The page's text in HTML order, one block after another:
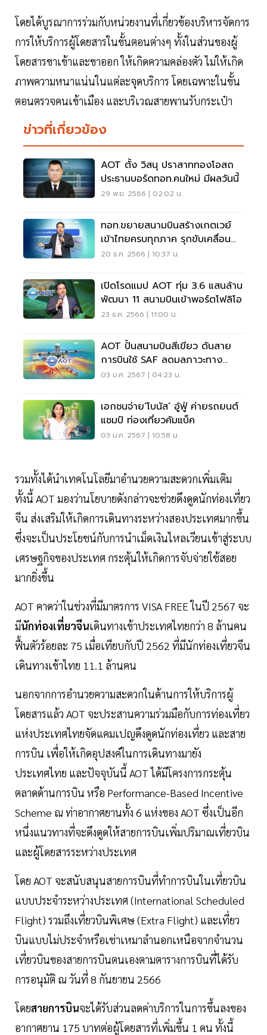
โดยได้บูรณาการร่วมกับหน่วยงานที่เกี่ยวข้องบริหารจัดการ
การให้บริการผู้โดยสารในขั้นตอนต่างๆ ทั้งในส่วนของผู้
โดยสารขาเข้าและขาออก ให้เกิดความคล่องตัว ไม่ให้เกิด
ภาพความหนาแน่นในแต่ละจุดบริการ โดยเฉพาะในขั้น
ตอนตรวจคนเข้าเมือง และบริเวณสายพานรับกระเป๋า
ข่าวที่เกี่ยวข้อง
AOT ตั้ง วิสนุ ปราสาททองโอสถ
ประธานบอร์ดทอท.คนใหม่ มีผลวันนี้
29 พ.ย. 2566 | 02:02 น.
ทอท.ขยายสนามบินสร้างเกตเวย์
เข้าไทยครบทุกภาค รุกขับเคลื่อน
สนามบินสีเขียว
20 ธ.ค. 2566 | 10:37 น.
เปิดโรดแมป AOT ทุ่ม 3.6 แสนล้าน
พัฒนา 11 สนามบินเข้าพอร์ตโฟลิโอ
23 ธ.ค. 2566 | 11:00 น.
AOT ปั้นสนามบินสีเขียว ดันสาย
การบินใช้ SAF ลดมลภาวะทาง
อากาศยั่งยืน
03 ม.ค. 2567 | 04:23 น.
เอกชนจ่าย‘โบนัส’ อู้ฟู่ ค่ายรถยนต์
แชมป์ ท่องเที่ยวคัมแบ็ค
03 ม.ค. 2567 | 10:58 น.
รวมทั้งได้นำเทคโนโลยีมาอำนวยความสะดวกเพิ่มเติม
ทั้งนี้ AOT มองว่านโยบายดังกล่าวจะช่วยดึงดูดนักท่องเที่ยว
จีน ส่งเสริมให้เกิดการเดินทางระหว่างสองประเทศมากขึ้น
ซึ่งจะเป็นประโยชน์กับการนำเม็ดเงินไหลเวียนเข้าสู่ระบบ
เศรษฐกิจของประเทศ กระตุ้นให้เกิดการจับจ่ายใช้สอย
มากยิ่งขึ้น
AOT คาดว่าในช่วงที่มีมาตรการ VISA FREE ในปี 2567 จะ
มีนักท่องเที่ยวจีนเดินทางเข้าประเทศไทยกว่า 8 ล้านคน
ฟื้นตัวร้อยละ 75 เมื่อเทียบกับปี 2562 ที่มีนักท่องเที่ยวจีน
เดินทางเข้าไทย 11.1 ล้านคน
นอกจากการอำนวยความสะดวกในด้านการให้บริการผู้
โดยสารแล้ว AOT จะประสานความร่วมมือกับการท่องเที่ยว
แห่งประเทศไทยจัดแคมเปญดึงดูดนักท่องเที่ยว และสาย
การบิน เพื่อให้เกิดอุปสงค์ในการเดินทางมายัง
ประเทศไทย และปัจจุบันนี้ AOT ได้มีโครงการกระตุ้น
ตลาดด้านการบิน หรือ Performance-Based Incentive
Scheme ณ ท่าอากาศยานทั้ง 6 แห่งของ AOT ซึ่งเป็นอีก
หนึ่งแนวทางที่จะดึงดูดให้สายการบินเพิ่มปริมาณเที่ยวบิน
และผู้โดยสารระหว่างประเทศ
โดย AOT จะสนับสนุนสายการบินที่ทำการบินในเที่ยวบิน
แบบประจำระหว่างประเทศ (International Scheduled
Flight) รวมถึงเที่ยวบินพิเศษ (Extra Flight) และเที่ยว
บินแบบไม่ประจำหรือเช่าเหมาลำนอกเหนือจากจำนวน
เที่ยวบินของสายการบินตนเองตามตารางการบินที่ได้รับ
การอนุมัติ ณ วันที่ 8 กันยายน 2566
โดยสายการบินจะได้รับส่วนลดค่าบริการในการขึ้นลงของ
อากาศยาน 175 บาทต่อผู้โดยสารที่เพิ่มขึ้น 1 คน ทั้งนี้